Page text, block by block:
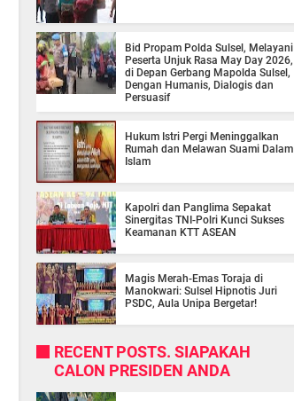
Bid Propam Polda Sulsel, Melayani
Peserta Unjuk Rasa May Day 2026,
di Depan Gerbang Mapolda Sulsel,
Dengan Humanis, Dialogis dan
Persuasif
Hukum Istri Pergi Meninggalkan
Rumah dan Melawan Suami Dalam
Islam
Kapolri dan Panglima Sepakat
Sinergitas TNI-Polri Kunci Sukses
Keamanan KTT ASEAN
Magis Merah-Emas Toraja di
Manokwari: Sulsel Hipnotis Juri
PSDC, Aula Unipa Bergetar!
RECENT POSTS. SIAPAKAH
CALON PRESIDEN ANDA